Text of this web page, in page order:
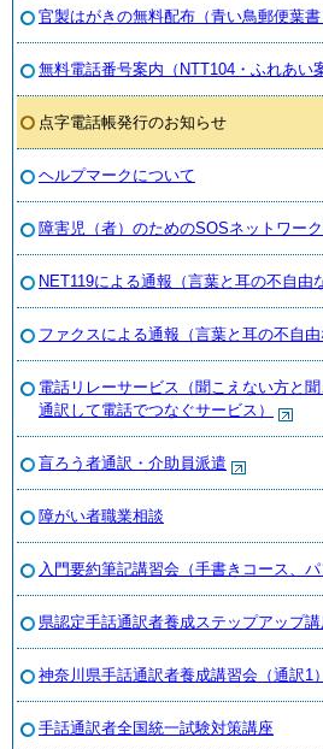
官製はがきの無料配布（青い鳥郵便葉書
無料電話番号案内（NTT104・ふれあい
点字電話帳発行のお知らせ
ヘルプマークについて
障害児（者）のためのSOSネットワー
NET119による通報（言葉と耳の不自由
ファクスによる通報（言葉と耳の不自由
電話リレーサービス（聞こえない方と
通訳して電話でつなぐサービス）
盲ろう者通訳・介助員派遣
障がい者職業相談
入門要約筆記講習会（手書きコース、パ
県認定手話通訳者養成ステップアップ講
神奈川県手話通訳者養成講習会（通訳1
手話通訳者全国統一試験対策講座